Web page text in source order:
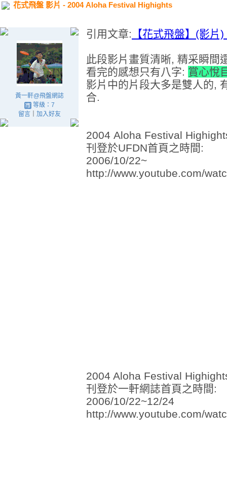
花式飛盤 影片 - 2004 Aloha Festival Highights
黃一軒@飛盤網誌
等級：7
留言｜ 加入好友
引用文章: 【花式飛盤】(影
此段影片畫質清晰, 精采瞬間
看完的感想只有八字: 賞心悅
影片中的片段大多是雙人的,
合.
2004 Aloha Festival
刊登於UFDN首頁之時間:
2006/10/22~
http://www.youtube.com/
2004 Aloha Festival
刊登於一軒網誌首頁之時間:
2006/10/22~12/24
http://www.youtube.com/